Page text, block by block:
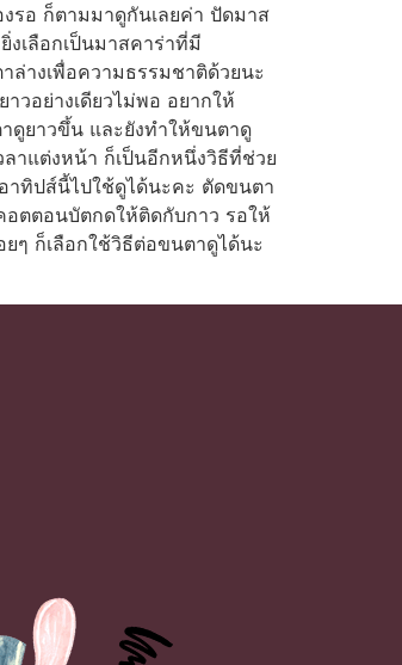
รอ ก็ตามมาดูกันเลยค่า ปัดมาส
เลือกเป็นมาสคาร่าที่มี
างเพื่อความธรรมชาติด้วยนะ
วอย่างเดียวไม่พอ อยากให้
ดูยาวขึ้น และยังทำให้ขนตาดู
าแต่งหน้า ก็เป็นอีกหนึ่งวิธีที่ช่วย
อาทิปส์นี้ไปใช้ดูได้นะคะ ตัดขนตา
ตตอนบัตกดให้ติดกับกาว รอให้
ๆ ก็เลือกใช้วิธีต่อขนตาดูได้นะ